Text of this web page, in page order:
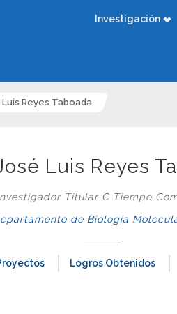
Investigación
Luis Reyes Taboada
Luis Reyes
Titular C Tiempo
de Biología
Logros Obtenidos